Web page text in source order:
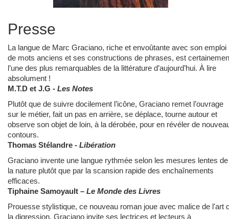
Presse
La langue de Marc Graciano, riche et envoûtante avec son emploi
de mots anciens et ses constructions de phrases, est
l’une des plus remarquables de la littérature d’aujourd’hui. À lire
absolument !
M.T.D et J.G - Les Notes
Plutôt que de suivre docilement l’icône, Graciano remet l’ouvrage
sur le métier, fait un pas en arrière, se déplace, tourne autour et
observe son objet de loin, à la dérobée, pour en révéler de
contours.
Thomas Stélandre - Libération
Graciano invente une langue rythmée selon les mesures lentes de
la nature plutôt que par la scansion rapide des enchaînements
efficaces.
Tiphaine Samoyault – Le Monde des Livres
Prouesse stylistique, ce nouveau roman joue avec malice de l'art
la digression. Graciano invite ses lectrices et lecteurs à